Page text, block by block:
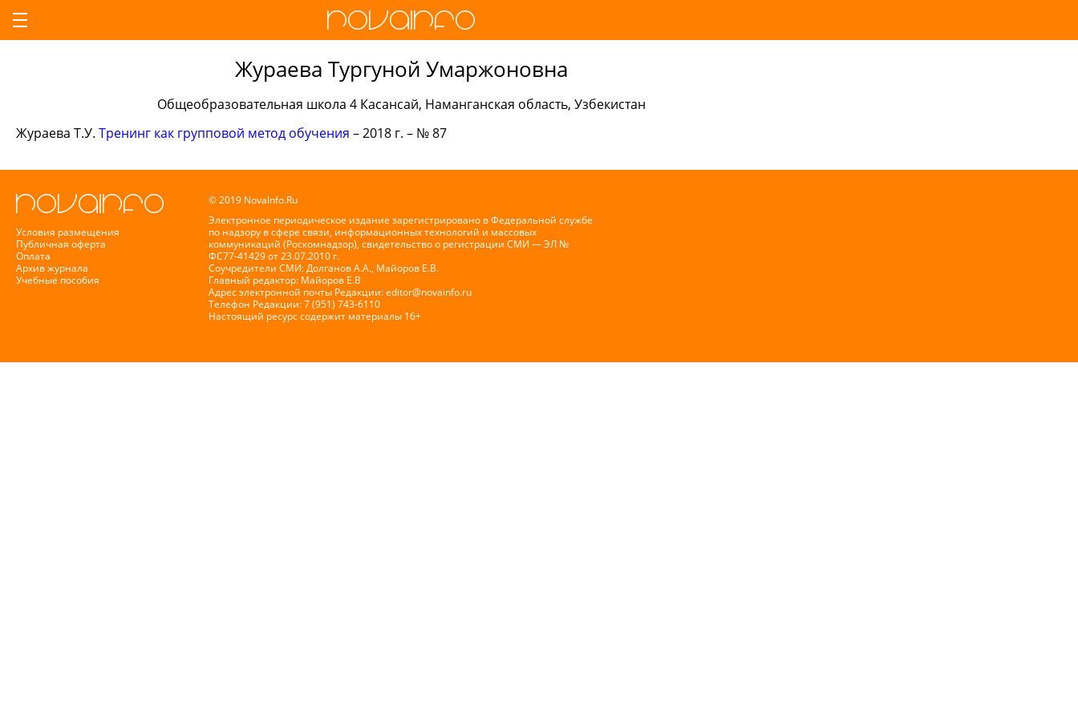
Жураева Тургуной Умаржоновна
Общеобразовательная школа 4 Касансай, Наманганская область, Узбекистан
Жураева Т.У. Тренинг как групповой метод обучения – 2018 г. – № 87
Условия размещения
Публичная оферта
Оплата
Архив журнала
Учебные пособия
© 2019 NovaInfo.Ru
Электронное периодическое издание зарегистрировано в Федеральной службе
по надзору в сфере связи, информационных технологий и массовых
коммуникаций (Роскомнадзор), свидетельство о регистрации СМИ — ЭЛ №
ФС77-41429 от 23.07.2010 г.
Соучредители СМИ: Долганов А.А., Майоров Е.В.
Главный редактор: Майоров Е.В
Адрес электронной почты Редакции:editor@novainfo.ru
Телефон Редакции: 7 (951) 743-6110
Настоящий ресурс содержит материалы 16+